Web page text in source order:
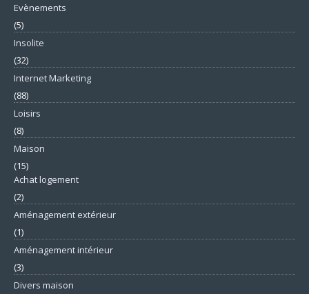
Evènements
(5)
Insolite
(32)
Internet Marketing
(88)
Loisirs
(8)
Maison
(15)
Achat logement
(2)
Aménagement extérieur
(1)
Aménagement intérieur
(3)
Divers maison